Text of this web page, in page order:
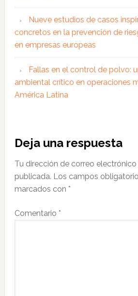
Nueve estudios de casos
concretos en la prevención de
en empresas europeas
Fallas en el control de polvo:
ambiental crítico en operaciones
América Latina
Interacciones
con
los
lectores
Deja una respuesta
Tu dirección de correo electrónico
publicada. Los campos
marcados con *
Comentario *